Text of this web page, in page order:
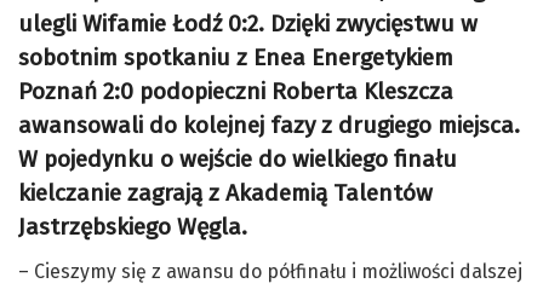
ulegli Wifamie Łodź 0:2. Dzięki zwycięstwu w
sobotnim spotkaniu z Enea Energetykiem
Poznań 2:0 podopieczni Roberta Kleszcza
awansowali do kolejnej fazy z drugiego miejsca.
W pojedynku o wejście do wielkiego finału
kielczanie zagrają z Akademią Talentów
Jastrzębskiego Węgla.
– Cieszymy się z awansu do półfinału i możliwości dalszej